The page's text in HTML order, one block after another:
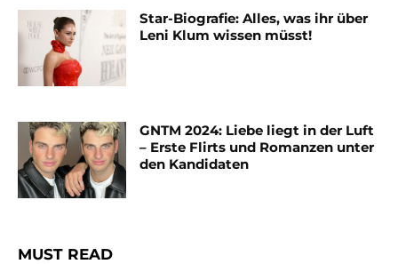
Star-Biografie: Alles, was ihr über
Leni Klum wissen müsst!
GNTM 2024: Liebe liegt in der Luft
– Erste Flirts und Romanzen unter
den Kandidaten
MUST READ